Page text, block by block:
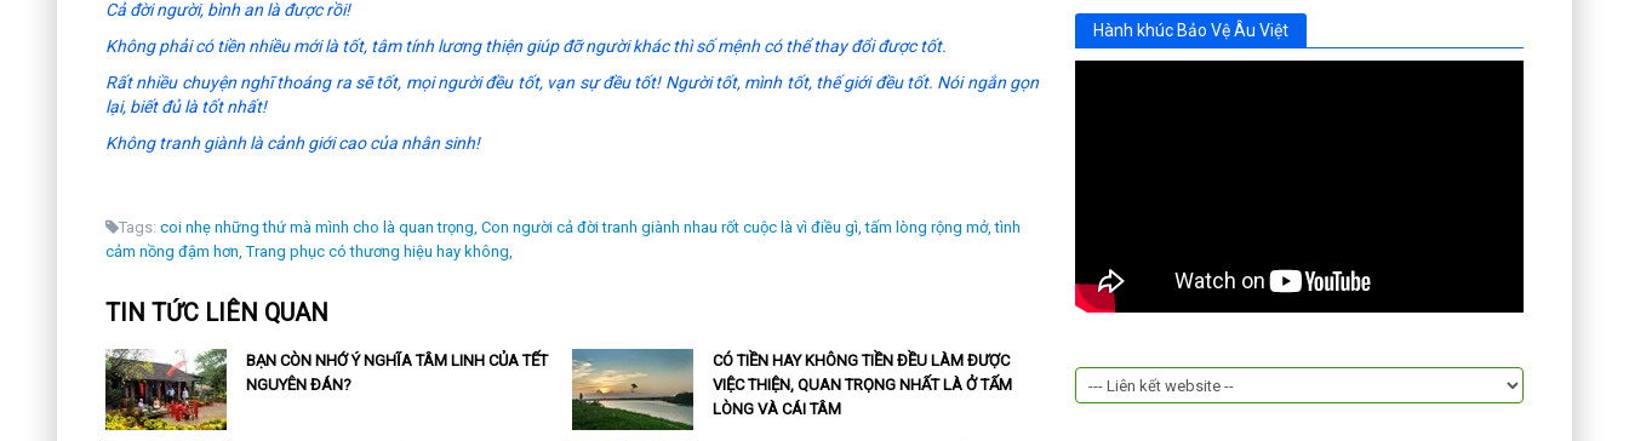
Cả đời người, bình an là được rồi!
Không phải có tiền nhiều mới là tốt, tâm tính lương thiện giúp đỡ người khác thì số mệnh có thể thay đổi được tốt.
Rất nhiều chuyện nghĩ thoáng ra sẽ tốt, mọi người đều tốt, vạn sự đều tốt! Người tốt, mình tốt, thế giới đều tốt. Nói ngắn gọn
lại, biết đủ là tốt nhất!
Không tranh giành là cảnh giới cao của nhân sinh!
Tags: coi nhẹ những thứ mà mình cho là quan trọng, Con người cả đời tranh giành nhau rốt cuộc là vì điều gì, tấm lòng rộng mở, tình
cảm nồng đậm hơn, Trang phục có thương hiệu hay không,
TIN TỨC LIÊN QUAN
BẠN CÒN NHỚ Ý NGHĨA TÂM LINH CỦA TẾT
NGUYÊN ĐÁN?
CÓ TIỀN HAY KHÔNG TIỀN ĐỀU LÀM ĐƯỢC
VIỆC THIỆN, QUAN TRỌNG NHẤT LÀ Ở TẤM
LÒNG VÀ CÁI TÂM
Hành khúc Bảo Vệ Âu Việt